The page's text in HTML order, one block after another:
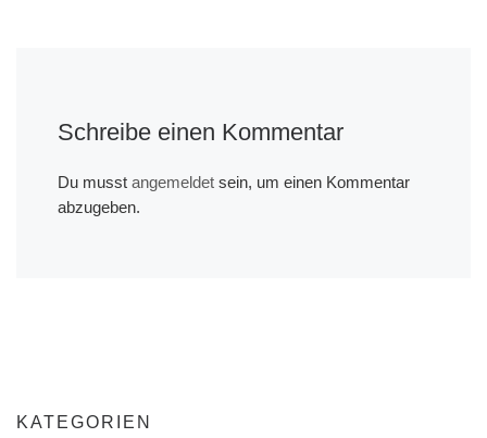
Schreibe einen Kommentar
Du musst angemeldetsein, um einen Kommentar
abzugeben.
KATEGORIEN